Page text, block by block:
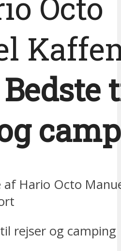
Bedste
rejser og camping